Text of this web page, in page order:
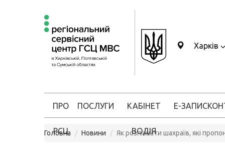
Харків
ПРО
РСЦ
ПОСЛУГИ КАБІНЕТ
ВОДІЯ
Е-ЗАПИС
Головна Новини Як розпізнати шахраїв, які